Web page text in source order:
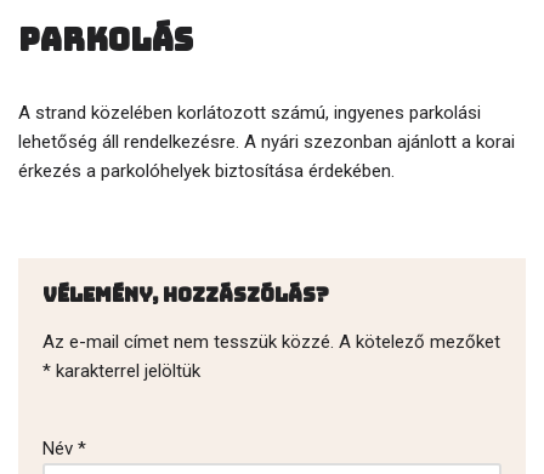
Parkolás
A strand közelében korlátozott számú, ingyenes parkolási
lehetőség áll rendelkezésre. A nyári szezonban ajánlott a korai
érkezés a parkolóhelyek biztosítása érdekében.
Vélemény, hozzászólás?
Az e-mail címet nem tesszük közzé. A kötelező mezőket
* karakterrel jelöltük
Név *